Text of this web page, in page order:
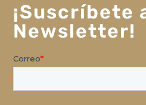
¡Suscríbete
Newsletter!